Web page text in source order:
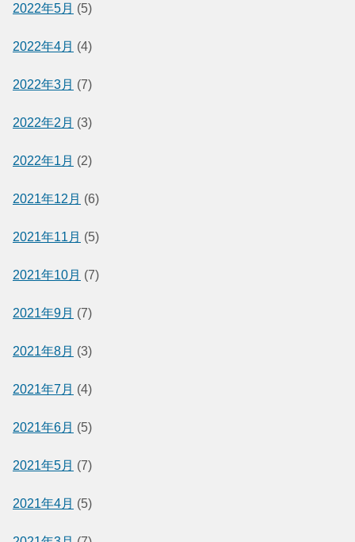
2022年5月 (5)
2022年4月 (4)
2022年3月 (7)
2022年2月 (3)
2022年1月 (2)
2021年12月 (6)
2021年11月 (5)
2021年10月 (7)
2021年9月 (7)
2021年8月 (3)
2021年7月 (4)
2021年6月 (5)
2021年5月 (7)
2021年4月 (5)